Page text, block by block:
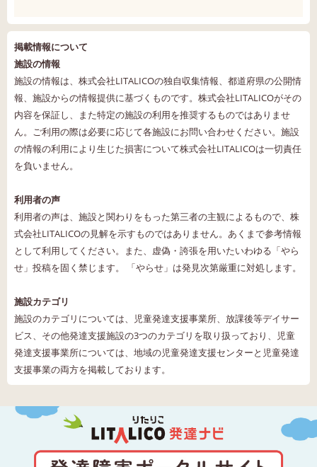
掲載情報について
施設の情報
施設の情報は、株式会社LITALICOの独自収集情報、都道府県の公開情
報、施設からの情報提供に基づくものです。株式会社LITALICOがその
内容を保証し、また特定の施設の利用を推奨するものではありませ
ん。ご利用の際は必要に応じて各施設にお問い合わせください。施設
の情報の利用により生じた損害について株式会社LITALICOは一切責任
を負いません。
利用者の声
利用者の声は、施設と関わりをもった第三者の主観によるもので、株
式会社LITALICOの見解を示すものではありません。あくまで参考情報
として利用してください。また、虚偽・誇張を用いたいわゆる「やら
せ」投稿を固く禁じます。 「やらせ」は発見次第厳重に対処します。
施設カテゴリ
施設のカテゴリについては、児童発達支援事業所、放課後等デイサー
ビス、その他発達支援施設の3つのカテゴリを取り扱っており、児童
発達支援事業所については、地域の児童発達支援センターと児童発達
支援事業の両方を掲載しております。